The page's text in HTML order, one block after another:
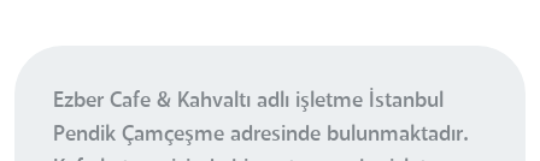
Ezber Cafe & Kahvaltı adlı işletme İstanbul
Pendik Çamçeşme adresinde bulunmaktadır.